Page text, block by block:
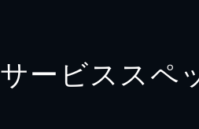
サービススペ